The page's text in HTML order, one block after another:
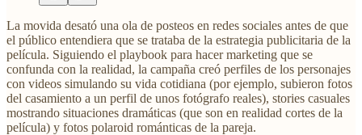
La movida desató una ola de posteos en redes sociales antes de que
el público entendiera que se trataba de la estrategia publicitaria de la
película. Siguiendo el playbook para hacer marketing que se
confunda con la realidad, la campaña creó perfiles de los personajes
con videos simulando su vida cotidiana (por ejemplo, subieron fotos
del casamiento a un perfil de unos fotógrafo reales), stories casuales
mostrando situaciones dramáticas (que son en realidad cortes de la
película) y fotos polaroid románticas de la pareja.